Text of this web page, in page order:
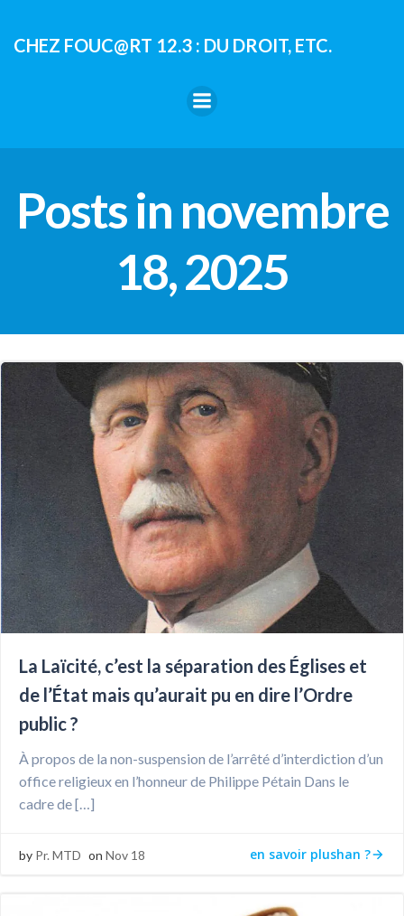
contenu
CHEZ FOUC@RT 12.3 : DU DROIT, ETC.
Posts in novembre
18, 2025
La Laïcité, c’est la séparation des Églises et
de l’État mais qu’aurait pu en dire l’Ordre
public ?
À propos de la non-suspension de l’arrêté d’interdiction d’un
office religieux en l’honneur de Philippe Pétain Dans le
cadre de […]
by Pr. MTD on Nov 18 en savoir plushan ?